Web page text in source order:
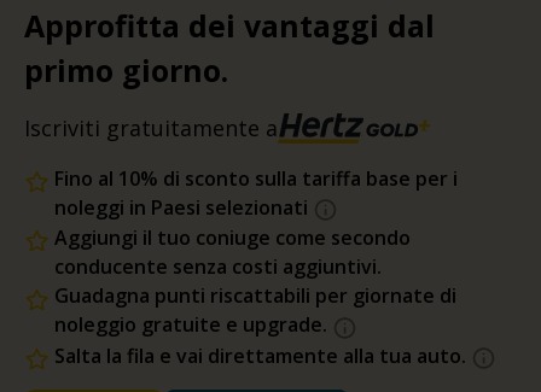
Approfitta dei vantaggi dal
primo giorno.
Iscriviti gratuitamente a
Fino al 10% di sconto sulla tariffa base per i
noleggi in Paesi selezionati
Aggiungi il tuo coniuge come secondo
conducente senza costi aggiuntivi.
Guadagna punti riscattabili per giornate di
noleggio gratuite e upgrade.
Salta la fila e vai direttamente alla tua auto.